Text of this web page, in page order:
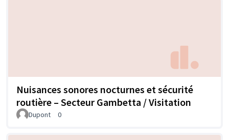
Nuisances sonores nocturnes et sécurité
routière – Secteur Gambetta / Visitation
Dupont 0